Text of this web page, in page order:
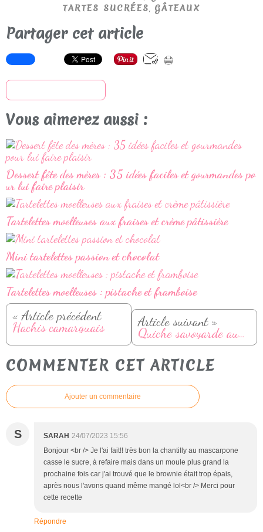
TARTES SUCRÉES, GÂTEAUX
Partager cet article
Vous aimerez aussi :
Dessert fête des mères : 35 idées faciles et gourmandes po
ur lui faire plaisir
Tartelettes moelleuses aux fraises et crème pâtissière
Mini tartelettes passion et chocolat
Tartelettes moelleuses : pistache et framboise
« Article précédent
Hachis camarguais Article suivant »
Quiche savoyarde aux saucisses fumées, pommes de terre et reblochon
COMMENTER CET ARTICLE
Ajouter un commentaire
S SARAH 24/07/2023 15:56
Bonjour <br /> Je l'ai fait!! très bon la chantilly au mascarpone
casse le sucre, à refaire mais dans un moule plus grand la
prochaine fois car j'ai trouvé que le brownie était trop épais,
après nous l'avons quand même mangé lol<br /> Merci pour
cette recette
Répondre